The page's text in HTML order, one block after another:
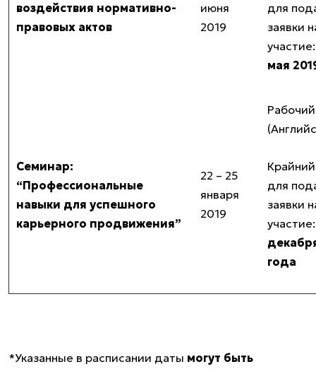
воздействия нормативно-
правовых актов
июня
2019
для
заявки
мая
Семинар:
“Профессиональные
навыки для успешного
карьерного продвижения”
22 – 25
января
2019
для
заявки
года
*Указанные в расписании даты могут быть